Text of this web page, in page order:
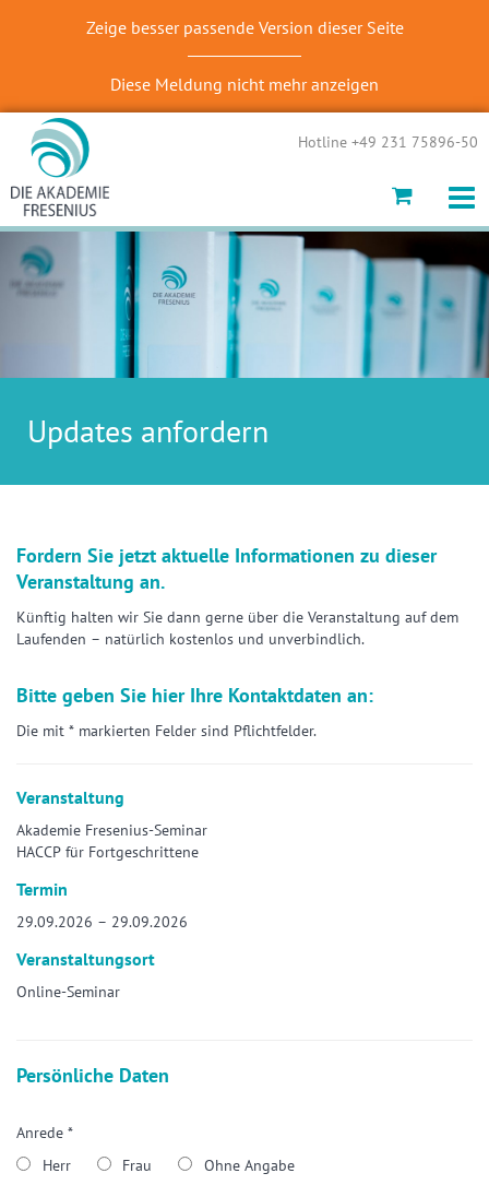
Zeige besser passende Version dieser Seite
Diese Meldung nicht mehr anzeigen
Hotline +49 231 75896-50
Updates anfordern
Fordern Sie jetzt aktuelle Informationen zu dieser
Veranstaltung an.
Künftig halten wir Sie dann gerne über die Veranstaltung auf dem
Laufenden – natürlich kostenlos und unverbindlich.
Bitte geben Sie hier Ihre Kontaktdaten an:
Die mit * markierten Felder sind Pflichtfelder.
Veranstaltung
Akademie Fresenius-Seminar
HACCP für Fortgeschrittene
Termin
29.09.2026 – 29.09.2026
Veranstaltungsort
Online-Seminar
Persönliche Daten
Anrede *
Herr
Frau Ohne Angabe